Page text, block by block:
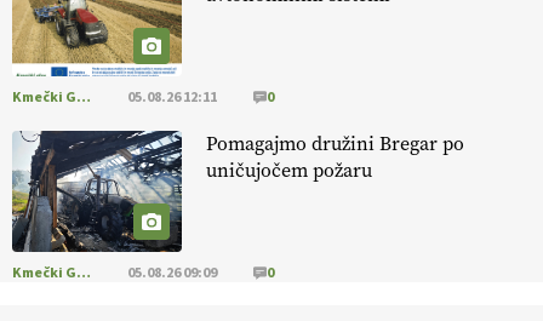
Kmečki Glas 05.08.26 12:11 0
Pomagajmo družini Bregar po
uničujočem požaru
Kmečki Glas 05.08.26 09:09 0